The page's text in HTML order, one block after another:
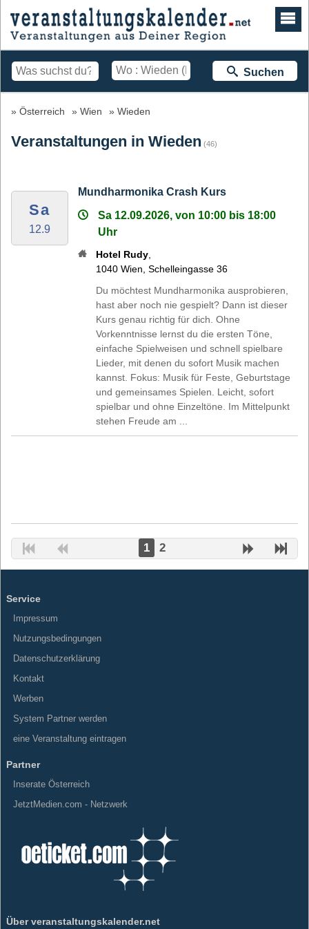
Suchen
Österreich Wien Wieden
Veranstaltungen in Wieden (46)
Sa
12.9
Mundharmonika Crash Kurs
Sa 12.09.2026, von 10:00 bis 18:00
Uhr
Hotel Rudy
1040 Wien ,Schelleingasse 36
Du möchtest Mundharmonika ausprobieren,
hast aber noch nie gespielt? Dann ist dieser
Kurs genau richtig für dich. Ohne
Vorkenntnisse lernst du die ersten Töne,
einfache Spielweisen und schnell spielbare
Lieder, mit denen du sofort Musik machen
kannst. Fokus: Musik für Feste, Geburtstage
und gemeinsames Spielen. Leicht, sofort
spielbar und ohne Einzeltöne. Im Mittelpunkt
stehen Freude am ...
1 2
Service
Impressum
Nutzungsbedingungen
Datenschutzerklärung
Kontakt
Werben
System Partner werden
eine Veranstaltung eintragen
Partner
Inserate Österreich
JetztMedien.com - Netzwerk
Über veranstaltungskalender.net